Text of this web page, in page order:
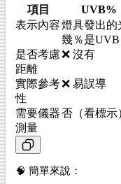
項目 UVB%
表示內容燈具發出的
幾％是UVB
是否考慮
距離
❌ 沒有
實際參考
性
❌ 易誤導
需要儀器
測量
否（看標示
🧠 簡單來說：